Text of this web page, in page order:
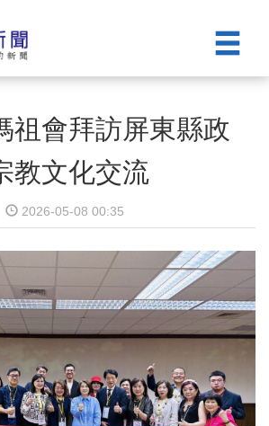
祖會拜訪屏東縣政
文化交流
2026-05-08 00:35